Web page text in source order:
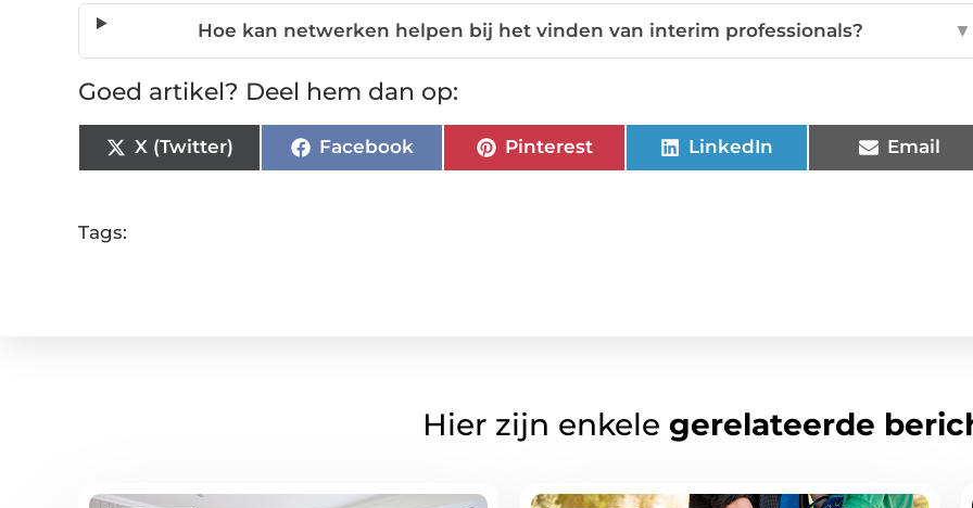
Hoe kan netwerken helpen bij het vinden van interim professionals? ▼
Goed artikel? Deel hem dan op:
X (Twitter) Facebook Pinterest LinkedIn Email
Tags:
Hier zijn enkele gerelateerde